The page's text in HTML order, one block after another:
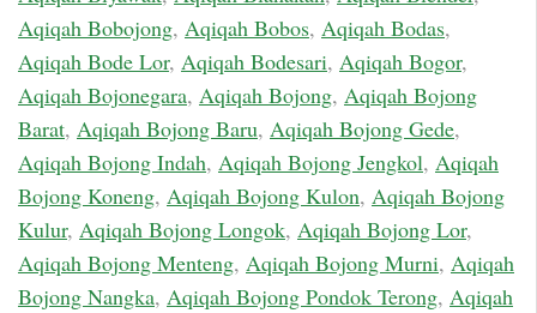
Aqiqah Bobojong, Aqiqah Bobos, Aqiqah Bodas,
Aqiqah Bode Lor, Aqiqah Bodesari, Aqiqah Bogor,
Aqiqah Bojonegara, Aqiqah Bojong, Aqiqah Bojong
Barat, Aqiqah Bojong Baru, Aqiqah Bojong Gede,
Aqiqah Bojong Indah, Aqiqah Bojong Jengkol, Aqiqah
Bojong Koneng, Aqiqah Bojong Kulon, Aqiqah Bojong
Kulur, Aqiqah Bojong Longok, Aqiqah Bojong Lor,
Aqiqah Bojong Menteng, Aqiqah Bojong Murni, Aqiqah
Bojong Nangka, Aqiqah Bojong Pondok Terong, Aqiqah